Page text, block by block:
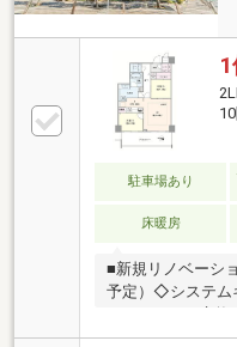
駐車場あり
床暖房
■新規リノベーシ
予定）◇システ
暖房貼替（LD